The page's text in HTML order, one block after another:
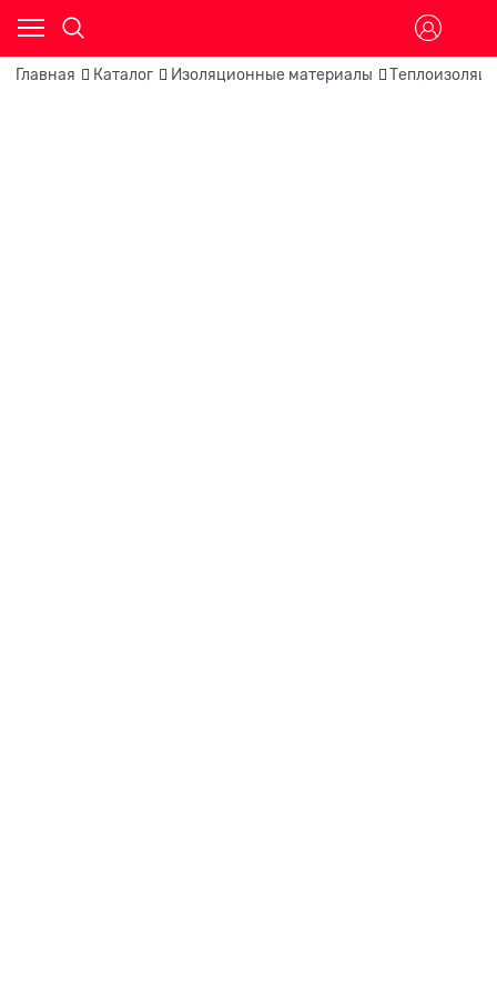
Главная Каталог Изоляционные материалы